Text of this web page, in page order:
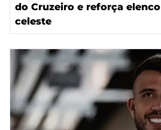
do Cruzeiro e reforça elenco
celeste